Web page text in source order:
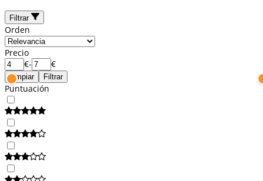
Filtrar
Orden
Precio
€- €
Limpiar Filtrar
Puntuación